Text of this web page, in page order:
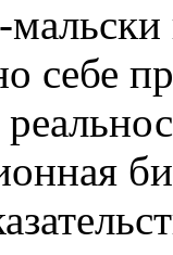
себе